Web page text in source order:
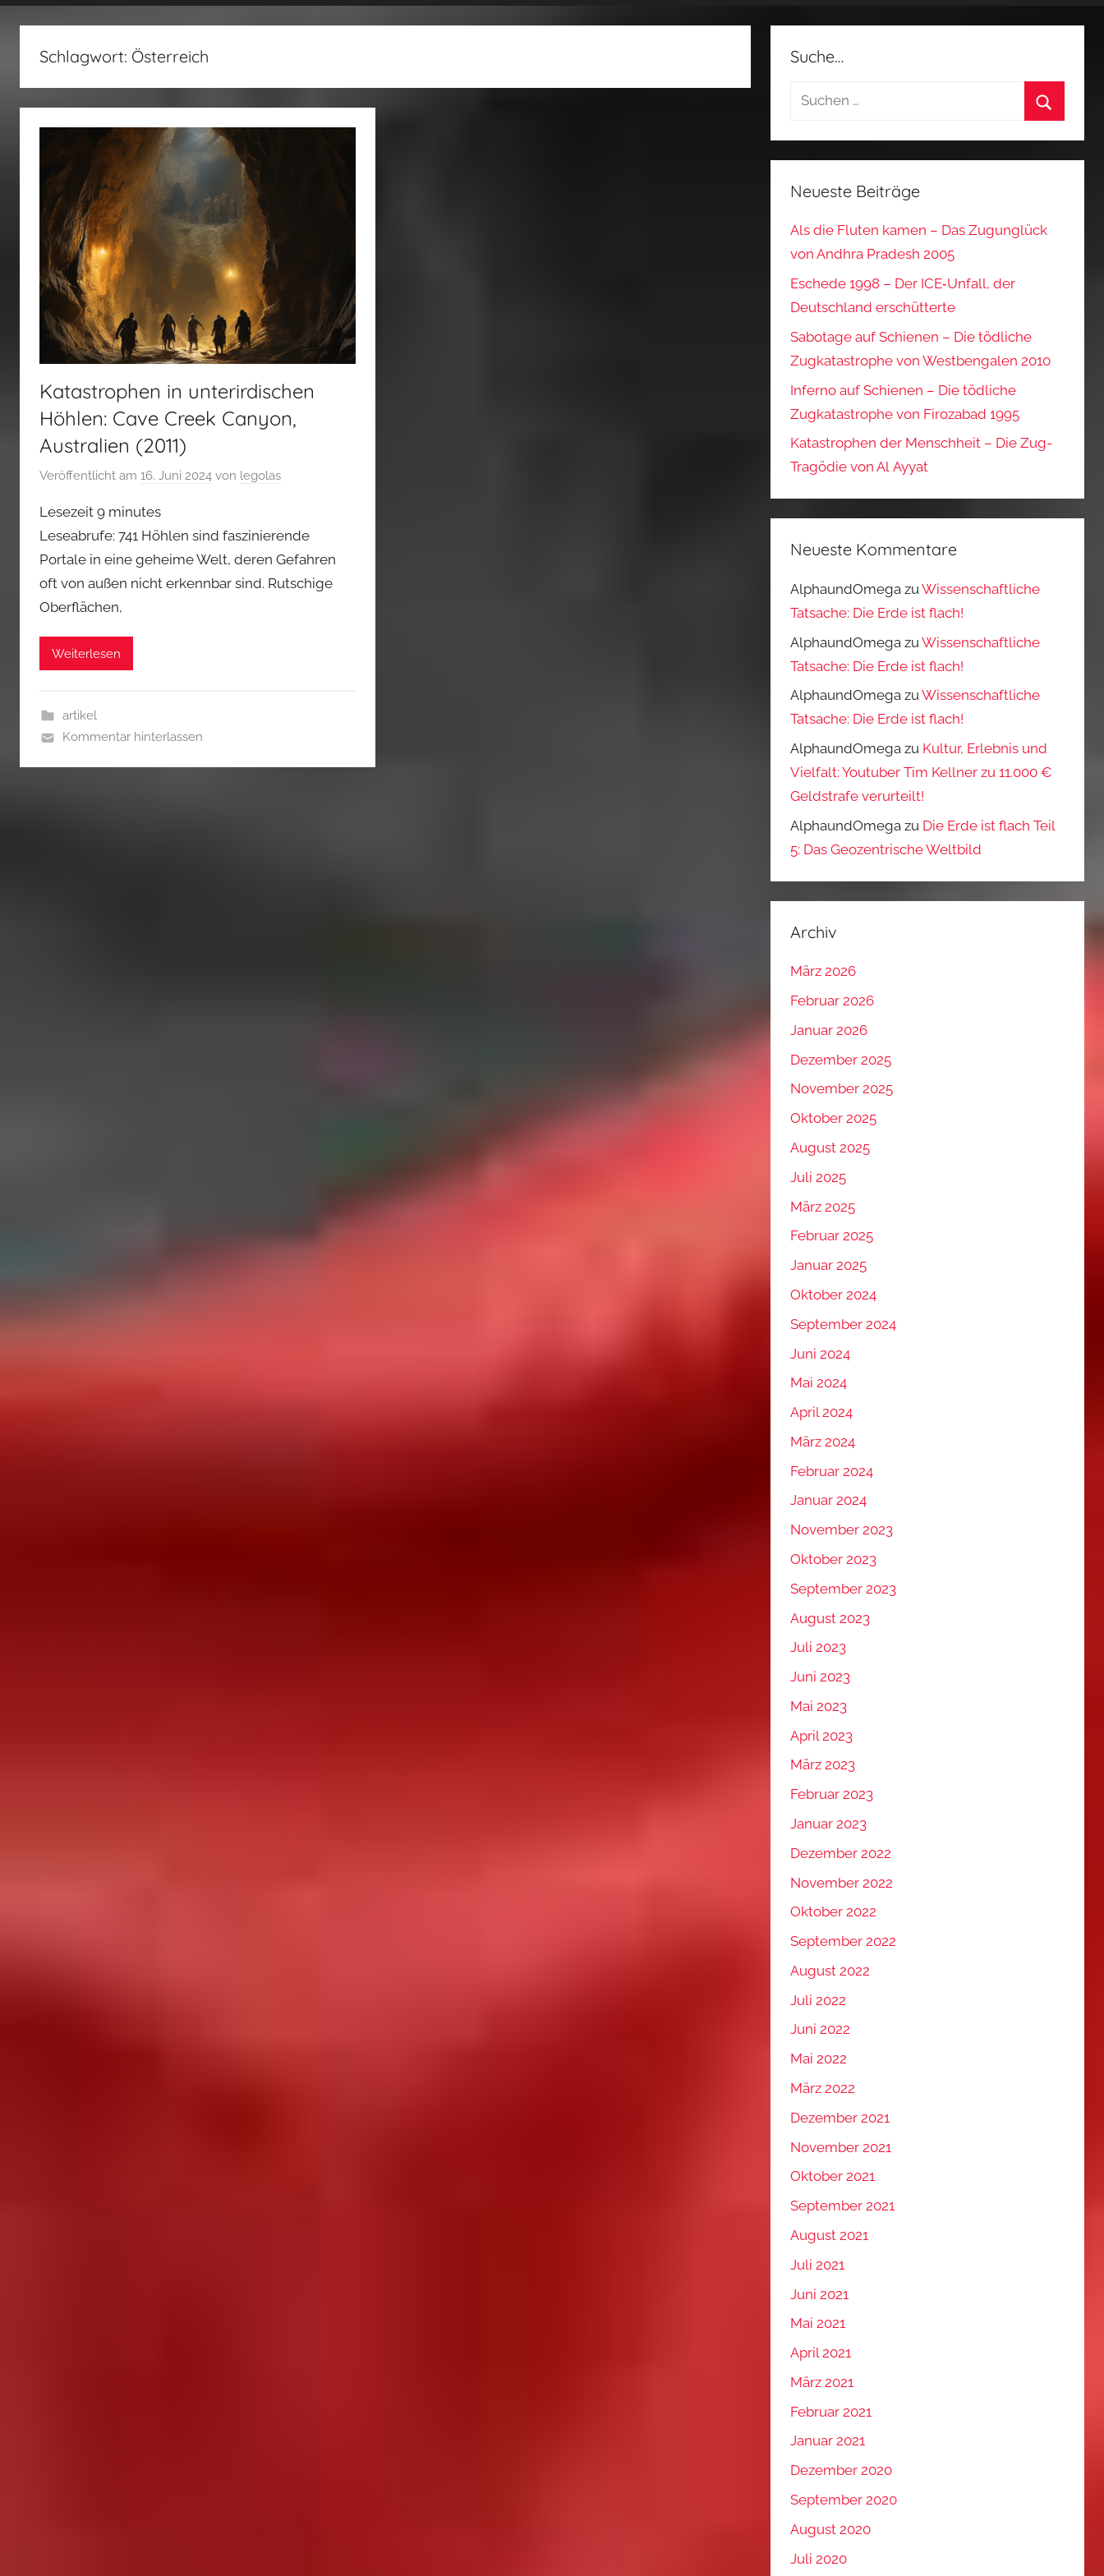
fertig…!
Schlagwort: Österreich
Katastrophen in unterirdischen
Höhlen: Cave Creek Canyon,
Australien (2011)
Veröffentlicht am 16. Juni 2024 von legolas
Lesezeit 9 minutes
Leseabrufe: 741 Höhlen sind faszinierende
Portale in eine geheime Welt, deren Gefahren
oft von außen nicht erkennbar sind. Rutschige
Oberflächen,
Weiterlesen
artikel
Kommentar hinterlassen
Suche…
Suchen
Neueste Beiträge
Als die Fluten kamen – Das Zugunglück
von Andhra Pradesh 2005
Eschede 1998 – Der ICE‑Unfall, der
Deutschland erschütterte
Sabotage auf Schienen – Die tödliche
Zugkatastrophe von Westbengalen 2010
Inferno auf Schienen – Die tödliche
Zugkatastrophe von Firozabad 1995
Katastrophen der Menschheit – Die Zug-
Tragödie von Al Ayyat
Neueste Kommentare
AlphaundOmega zuWissenschaftliche
Tatsache: Die Erde ist flach!
AlphaundOmega zuWissenschaftliche
Tatsache: Die Erde ist flach!
AlphaundOmega zuWissenschaftliche
Tatsache: Die Erde ist flach!
AlphaundOmega zu Kultur, Erlebnis und
Vielfalt: Youtuber Tim Kellner zu 11.000 €
Geldstrafe verurteilt!
AlphaundOmega zu Die Erde ist flach Teil
5: Das Geozentrische Weltbild
Archiv
März 2026
Februar 2026
Januar 2026
Dezember 2025
November 2025
Oktober 2025
August 2025
Juli 2025
März 2025
Februar 2025
Januar 2025
Oktober 2024
September 2024
Juni 2024
Mai 2024
April 2024
März 2024
Februar 2024
Januar 2024
November 2023
Oktober 2023
September 2023
August 2023
Juli 2023
Juni 2023
Mai 2023
April 2023
März 2023
Februar 2023
Januar 2023
Dezember 2022
November 2022
Oktober 2022
September 2022
August 2022
Juli 2022
Juni 2022
Mai 2022
März 2022
Dezember 2021
November 2021
Oktober 2021
September 2021
August 2021
Juli 2021
Juni 2021
Mai 2021
April 2021
März 2021
Februar 2021
Januar 2021
Dezember 2020
September 2020
August 2020
Juli 2020